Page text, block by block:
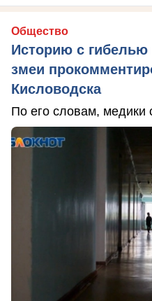
Общество
Историю с гибелью
змеи
Кисловодска
По его словам, медики